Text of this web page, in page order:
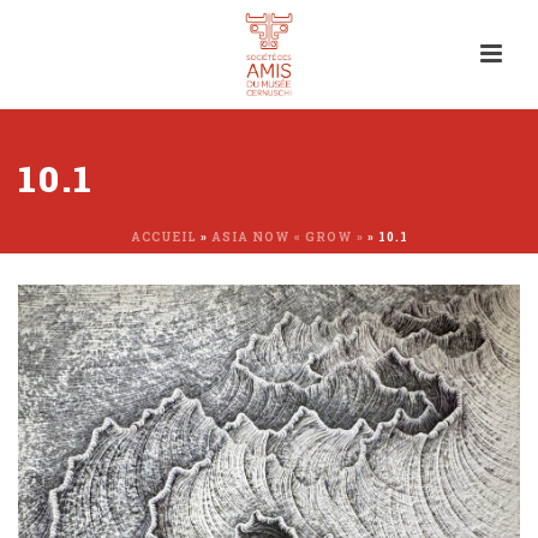
10.1
ACCUEIL » ASIA NOW « GROW » » 10.1